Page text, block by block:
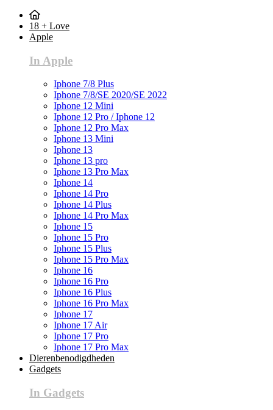
18 + Love
Apple
In Apple
Iphone 7/8 Plus
Iphone 7/8/SE 2020/SE 2022
Iphone 12 Mini
Iphone 12 Pro / Iphone 12
Iphone 12 Pro Max
Iphone 13 Mini
Iphone 13
Iphone 13 pro
Iphone 13 Pro Max
Iphone 14
Iphone 14 Pro
Iphone 14 Plus
Iphone 14 Pro Max
Iphone 15
Iphone 15 Pro
Iphone 15 Plus
Iphone 15 Pro Max
Iphone 16
Iphone 16 Pro
Iphone 16 Plus
Iphone 16 Pro Max
Iphone 17
Iphone 17 Air
Iphone 17 Pro
Iphone 17 Pro Max
Dierenbenodigdheden
Gadgets
In Gadgets